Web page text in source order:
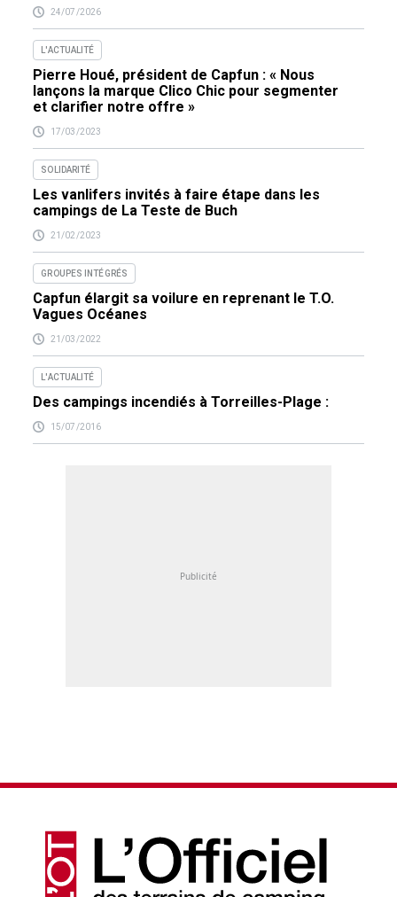
24/07/2026
L'ACTUALITÉ
Pierre Houé, président de Capfun : « Nous
lançons la marque Clico Chic pour segmenter
et clarifier notre offre »
17/03/2023
SOLIDARITÉ
Les vanlifers invités à faire étape dans les
campings de La Teste de Buch
21/02/2023
GROUPES INTÉGRÉS
Capfun élargit sa voilure en reprenant le T.O.
Vagues Océanes
21/03/2022
L'ACTUALITÉ
Des campings incendiés à Torreilles-Plage :
15/07/2016